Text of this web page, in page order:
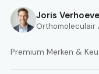
Joris
Orthomoleculair
Premium Merken &